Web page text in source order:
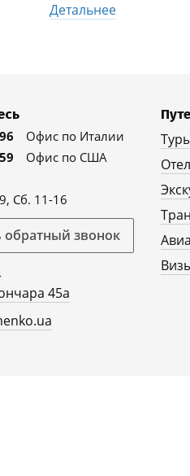
Детальнее
Офис по Италии
Офис по США
Сб. 11-16
обратный звонок
45а